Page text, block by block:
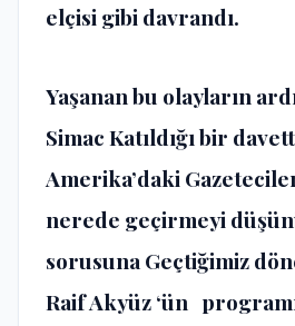
elçisi gibi davrandı.
Yaşanan bu olayların
Simac Katıldığı bir
Amerika’daki
nerede geçirmeyi
sorusuna Geçtiğimiz
Raif Akyüz ‘ün